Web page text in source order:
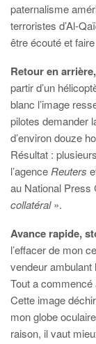
paternalisme
terroristes d’Al-
être écouté et
Retour en
partir d’un
blanc l’image
pilotes demander
d’environ douze
Résultat :
l’agence Reuters
au National Press
collatéral».
Avance rapide,
l’effacer de mon
vendeur ambulant
Tout a commencé
Cette image
mon globe
raison, il vaut